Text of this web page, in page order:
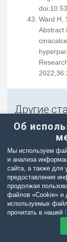
Ward H,
Abstract
Другие
- Болезнь
-
-
клиник по
(2023 г.).
-
клиник по
(2023 г.)
-
-
Об
Мы используем
и анализа
сайта, а также для
предоставления
продолжая
файлов «Cookie» и
используемых
прочитать в нашей